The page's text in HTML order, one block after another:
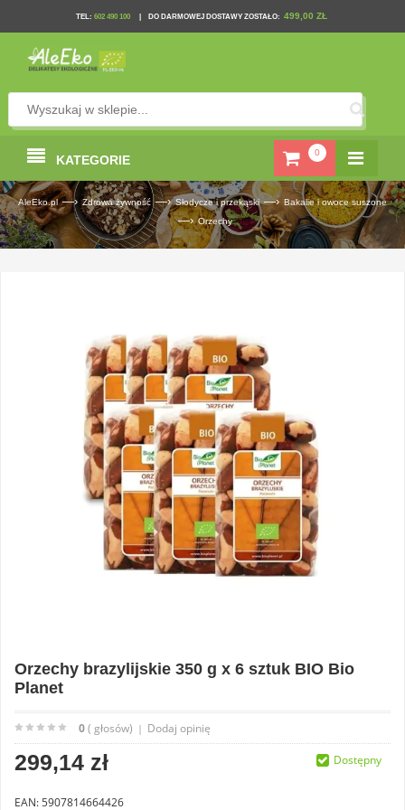
TEL: 602 490 100 DO DARMOWEJ DOSTAWY ZOSTAŁO: 499,00 ZŁ
0
KATEGORIE
AleEko.pl —› Zdrowa żywność —› Słodycze i przekąski —› Bakalie i owoce suszone
—› Orzechy
Orzechy brazylijskie 350 g x 6 sztuk BIO Bio
Planet
0( głosów) | Dodaj opinię
299,14 zł
EAN: 5907814664426
Dostępny